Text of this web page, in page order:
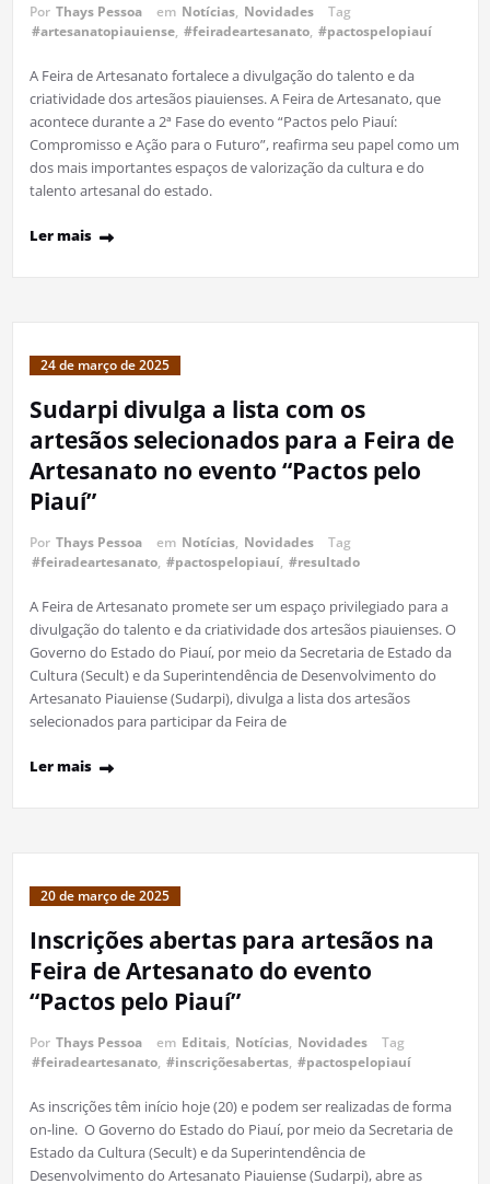
Por Thays Pessoa em Notícias, Novidades
Tag
#artesanatopiauiense, #feiradeartesanato, #pactospelopiauí
A Feira de Artesanato fortalece a divulgação do talento e da
criatividade dos artesãos piauienses. A Feira de Artesanato, que
acontece durante a 2ª Fase do evento “Pactos pelo Piauí:
Compromisso e Ação para o Futuro”, reafirma seu papel como um
dos mais importantes espaços de valorização da cultura e do
talento artesanal do estado.
Ler mais
24 de março de 2025
Sudarpi divulga a lista com os
artesãos selecionados para a Feira de
Artesanato no evento “Pactos pelo
Piauí”
Por Thays Pessoa em Notícias, Novidades
Tag
#feiradeartesanato, #pactospelopiauí, #resultado
A Feira de Artesanato promete ser um espaço privilegiado para a
divulgação do talento e da criatividade dos artesãos piauienses. O
Governo do Estado do Piauí, por meio da Secretaria de Estado da
Cultura (Secult) e da Superintendência de Desenvolvimento do
Artesanato Piauiense (Sudarpi), divulga a lista dos artesãos
selecionados para participar da Feira de
Ler mais
20 de março de 2025
Inscrições abertas para artesãos na
Feira de Artesanato do evento
“Pactos pelo Piauí”
Por Thays Pessoa em Editais, Notícias, Novidades
Tag
#feiradeartesanato, #inscriçõesabertas, #pactospelopiauí
As inscrições têm início hoje (20) e podem ser realizadas de forma
on-line. O Governo do Estado do Piauí, por meio da Secretaria de
Estado da Cultura (Secult) e da Superintendência de
Desenvolvimento do Artesanato Piauiense (Sudarpi), abre as